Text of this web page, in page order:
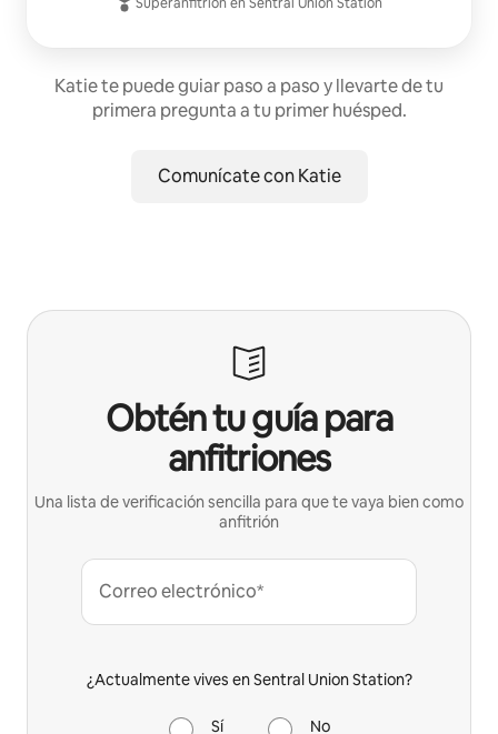
Katie te puede guiar paso a paso y llevarte de tu
primera pregunta a tu primer huésped.
Comunícate con Katie
Obtén tu guía para
anfitriones
Una lista de verificación sencilla para que te vaya bien como
anfitrión
Correo electrónico*
¿Actualmente vives en Sentral Union Station?
Sí No